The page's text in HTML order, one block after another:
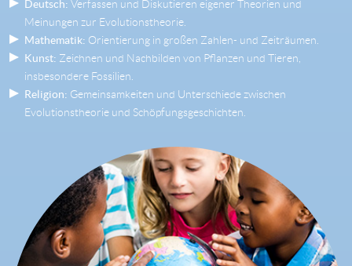
Deutsch: Verfassen und Diskutieren eigener Theorien und
Meinungen zur Evolutionstheorie.
Mathematik: Orientierung in großen Zahlen- und Zeiträumen.
Kunst: Zeichnen und Nachbilden von Pflanzen und Tieren,
insbesondere Fossilien.
Religion: Gemeinsamkeiten und Unterschiede zwischen
Evolutionstheorie und Schöpfungsgeschichten.